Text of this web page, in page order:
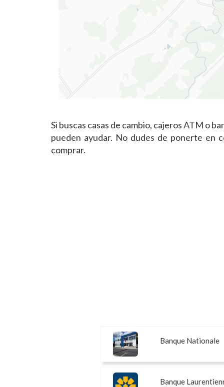
Si buscas casas de cambio, cajeros ATM o
pueden ayudar. No dudes de ponerte en
comprar.
Banque Nationale
Banque